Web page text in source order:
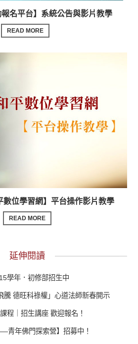
報名平台】系統公告與影片教學
READ MORE
數位學習網】平台操作影片教學
READ MORE
延伸閱讀
學年．初修部招生中
騰 德旺科祿權」心道法師新春開示
程｜招生講座 歡迎報名！
青年佛門探索營】招募中！